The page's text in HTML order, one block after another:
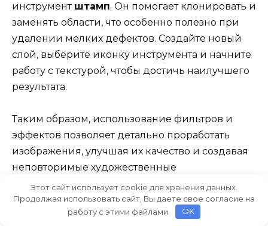
инструмент штамп. Он помогает клонировать и
заменять области, что особенно полезно при
удалении мелких дефектов. Создайте новый
слой, выберите иконку инструмента и начните
работу с текстурой, чтобы достичь наилучшего
результата.
Таким образом, использование фильтров и
эффектов позволяет детально проработать
изображения, улучшая их качество и создавая
неповторимые художественные
произведения. Научитесь применять эти
инструменты в своих работах, и вы всегда
сможете достичь наилучшего результата.
Этот сайт использует cookie для хранения данных.
Продолжая использовать сайт, Вы даете свое согласие на
работу с этими файлами.
OK